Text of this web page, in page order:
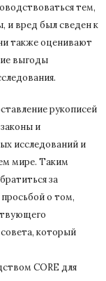
тем,
и вред был сведен к
также оценивают
выгоды
рукописей
и
исследований и
мире. Таким
за
просьбой о том,
который
CORE для